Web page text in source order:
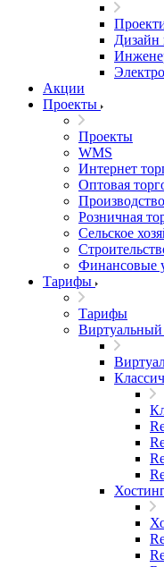
Дизайн
Акции
Проекты
Проекты
WMS
Интернет
Оптовая
Производство
Розничная
Сельское
Финансовые
Тарифы
Тарифы
Виртуальный